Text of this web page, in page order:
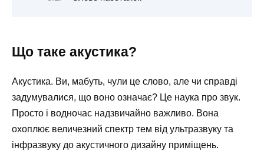
Що таке акустика?
Акустика. Ви, мабуть, чули це слово, але чи справді
задумувалися, що воно означає? Це наука про звук.
Просто і водночас надзвичайно важливо. Вона
охоплює величезний спектр тем від ультразвуку та
інфразвуку до акустичного дизайну приміщень.